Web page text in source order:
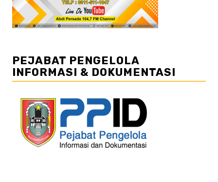
PEJABAT PENGELOLA
INFORMASI & DOKUMENTASI